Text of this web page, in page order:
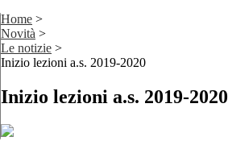
Home >
Novità >
Le notizie >
Inizio lezioni a.s. 2019-2020
Inizio lezioni a.s. 2019-2020